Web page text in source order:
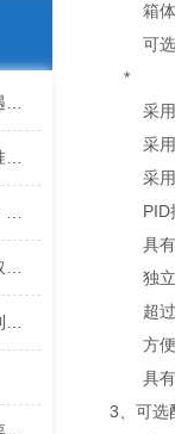
箱体左
可选
*
采用品
采用
采用湿
PID控
具有
独立
超过限
方便
具有
3、可选